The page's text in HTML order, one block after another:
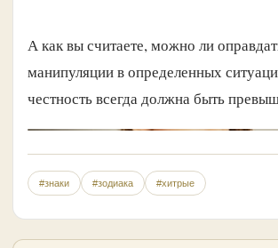
А как вы считаете, можно ли
манипуляции в определенных
честность всегда должна быть
#знаки #зодиака #хитрые